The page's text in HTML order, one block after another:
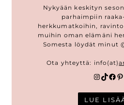
Nykyään keskityn
parhaimpiin
herkkumatkoihin,
muihin oman elämäni
Somesta löydät minut
Ota yhteyttä: info(at)
TikTok
LUE